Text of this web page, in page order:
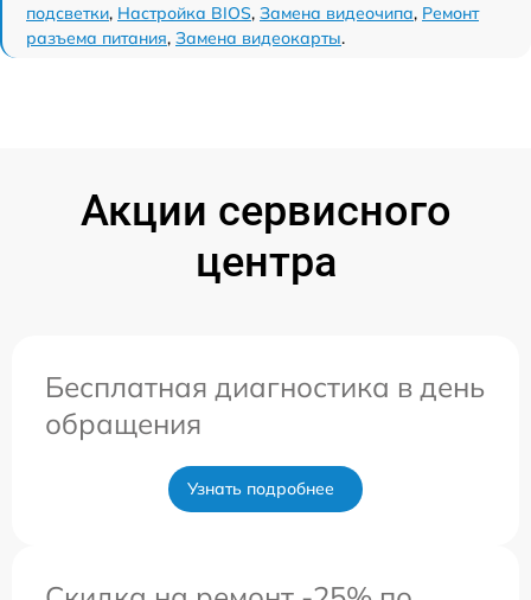
подсветки, Настройка BIOS, Замена видеочипа, Ремонт
разъема питания, Замена видеокарты.
Акции сервисного
центра
Бесплатная диагностика в день
обращения
Узнать подробнее